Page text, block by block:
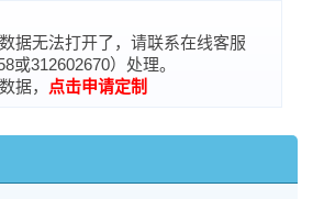
据无法打开了，请联系在线客服
或312602670）处理。
据，
点击申请定制